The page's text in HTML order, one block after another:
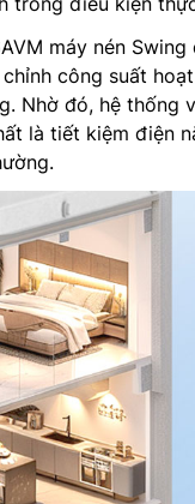
máy nén
công suất
Nhờ đó, hệ thống
là tiết kiệm điện